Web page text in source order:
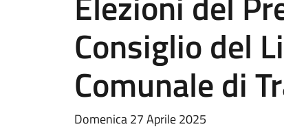
Consiglio del
Comunale di
Domenica 27 Aprile 2025